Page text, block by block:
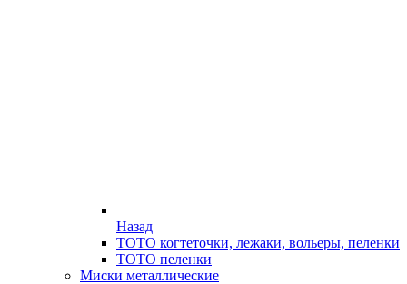
Назад
ТОТО когтеточки, лежаки, вольеры, пеленки
ТОТО пеленки
Миски металлические